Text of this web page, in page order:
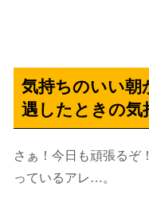
気持ちのいい朝
遇したときの
さぁ！今日も頑張るぞ
っているアレ…。